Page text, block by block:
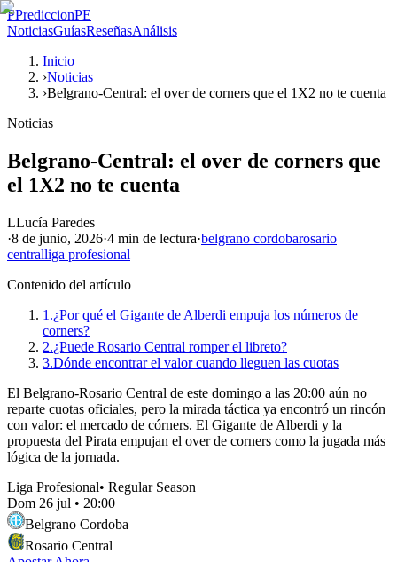
PPrediccionPE
NoticiasGuíasReseñasAnálisis
Inicio
›Noticias
›Belgrano-Central: el over de corners que el 1X2 no te cuenta
Noticias
Belgrano-Central: el over de corners que
el 1X2 no te cuenta
LLucía Paredes
·8 de junio, 2026·4 min de lectura·belgrano cordobarosario
centralliga profesional
Contenido del artículo
1.¿Por qué el Gigante de Alberdi empuja los números de
corners?
2.¿Puede Rosario Central romper el libreto?
3.Dónde encontrar el valor cuando lleguen las cuotas
El Belgrano-Rosario Central de este domingo a las 20:00 aún no
reparte cuotas oficiales, pero la mirada táctica ya encontró un rincón
con valor: el mercado de córners. El Gigante de Alberdi y la
propuesta del Pirata empujan el over de corners como la jugada más
lógica de la jornada.
Liga Profesional• Regular Season
Dom 26 jul • 20:00
Belgrano Cordoba
Rosario Central